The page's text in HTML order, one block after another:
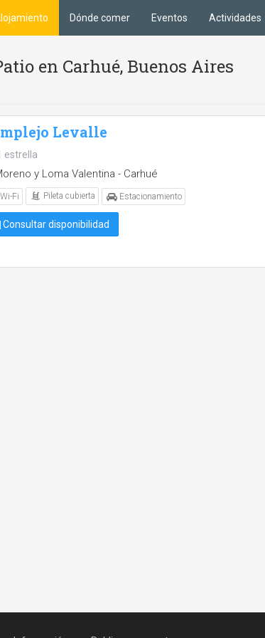
Dónde comer Eventos Actividades
en Carhué, Buenos Aires
Levalle
estrella
y Loma Valentina - Carhué
Wi-Fi Pileta cubierta Estacionamiento
Consultar disponibilidad